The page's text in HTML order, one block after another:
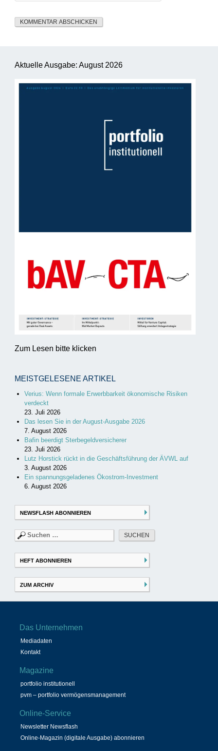
Aktuelle Ausgabe: August 2026
Zum Lesen bitte klicken
MEISTGELESENE ARTIKEL
Verius: Wenn formale Erwerbbarkeit ökonomische Risiken
verdeckt
23. Juli 2026
Das lesen Sie in der August-Ausgabe 2026
7. August 2026
Bafin beerdigt Sterbegeldversicherer
23. Juli 2026
Lutz Horstick rückt in die Geschäftsführung der ÄVWL auf
3. August 2026
Ein spannungsgeladenes Ökostrom-Investment
6. August 2026
NEWSFLASH ABONNIEREN
Suchen
nach:
HEFT ABONNIEREN
ZUM ARCHIV
Das Unternehmen
Mediadaten
Kontakt
Magazine
portfolio institutionell
pvm – portfolio vermögensmanagement
Online-Service
Newsletter Newsflash
Online-Magazin (digitale Ausgabe) abonnieren